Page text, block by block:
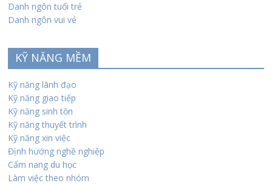
Danh ngôn tuổi trẻ
Danh ngôn vui vẻ
KỸ NĂNG MỀM
Kỹ năng lãnh đạo
Kỹ năng giao tiếp
Kỹ năng sinh tồn
Kỹ năng thuyết trình
Kỹ năng xin việc
Định hướng nghề nghiệp
Cẩm nang du học
Làm việc theo nhóm